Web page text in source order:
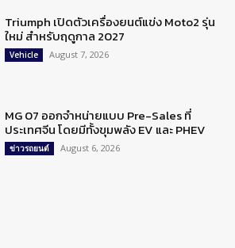
Triumph เปิดตัวเครื่องยนต์แข่ง Moto2 รุ่น
ใหม่ สำหรับฤดูกาล 2027
Vehicle August 7, 2026
MG 07 ออกจำหน่ายแบบ Pre-Sales ที่
ประเทศจีน โดยมีทั้งขุมพลัง EV และ PHEV
ข่าวรถยนต์ August 6, 2026